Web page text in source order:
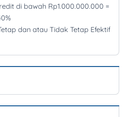
di bawah Rp1.000.000.000 =
dan atau Tidak Tetap Efektif